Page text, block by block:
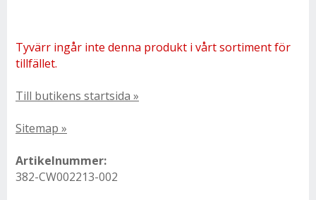
Tyvärr ingår inte denna produkt i vårt sortiment för
tillfället.
Till butikens startsida »
Sitemap »
Artikelnummer:
382-CW002213-002